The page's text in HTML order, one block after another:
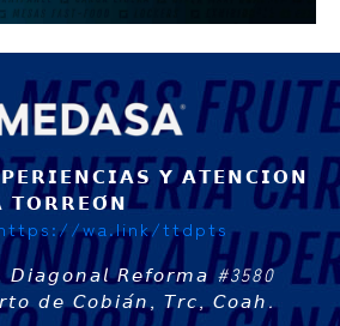
𝗬 𝗔𝗧𝗘𝗡𝗖𝗜𝗢𝗡
𝗧𝗢𝗥𝗥𝗘𝗢́𝗡
wa.link/ttdpts
𝘋𝘪𝘢𝘨𝘰𝘯𝘢𝘭 𝘙𝘦𝘧𝘰𝘳𝘮𝘢 #3580
𝘥𝘦 𝘊𝘰𝘣𝘪𝘢́𝘯, 𝘛𝘳𝘤, 𝘊𝘰𝘢𝘩.